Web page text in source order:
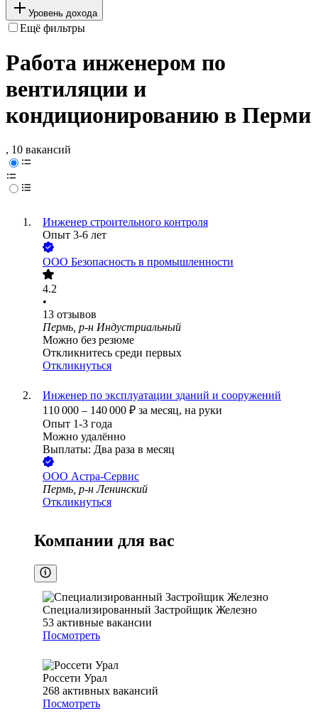
Уровень дохода
Ещё фильтры
Работа инженером по
вентиляции и
кондиционированию в Перми
, 10 вакансий
Инженер строительного контроля
Опыт 3-6 лет
ООО Безопасность в промышленности
4.2
•
13 отзывов
Пермь, р-н Индустриальный
Можно без резюме
Откликнитесь среди первых
Откликнуться
Инженер по эксплуатации зданий и сооружений
110 000 – 140 000 ₽ за месяц, на руки
Опыт 1-3 года
Можно удалённо
Выплаты: Два раза в месяц
ООО Астра-Сервис
Пермь, р-н Ленинский
Откликнуться
Компании для вас
Специализированный Застройщик Железно
53 активные вакансии
Посмотреть
Россети Урал
268 активных вакансий
Посмотреть